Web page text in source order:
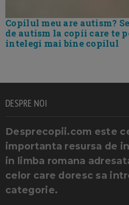
Copilul meu are autism?
de autism la copii care te
intelegi mai bine copilul
DESPRE NOI
Desprecopii.com este
importanta resursa de
in limba romana
celor care doresc sa
categorie.